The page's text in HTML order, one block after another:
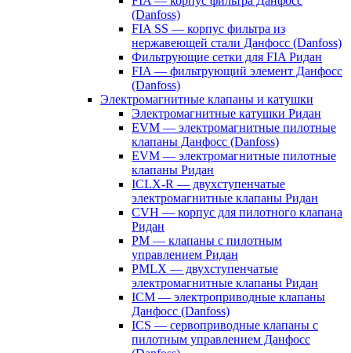
(Danfoss)
FIA SS — корпус фильтра из
нержавеющей стали Данфосс (Danfoss)
Фильтрующие сетки для FIA Ридан
FIA — фильтрующий элемент Данфосс
(Danfoss)
Электромагнитные клапаны и катушки
Электромагнитные катушки Ридан
EVM — электромагнитные пилотные
клапаны Данфосс (Danfoss)
EVM — электромагнитные пилотные
клапаны Ридан
ICLX-R — двухступенчатые
электромагнитные клапаны Ридан
CVH — корпус для пилотного клапана
Ридан
PM — клапаны с пилотным
управлением Ридан
PMLX — двухступенчатые
электромагнитные клапаны Ридан
ICM — электроприводные клапаны
Данфосс (Danfoss)
ICS — сервоприводные клапаны с
пилотным управлением Данфосс